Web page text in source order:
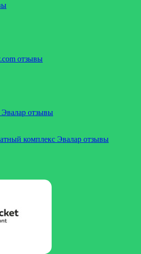
отзывы
отзывы
комплекс Эвалар отзывы